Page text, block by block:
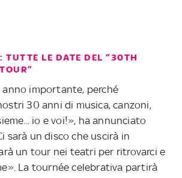
TUTTE LE DATE DEL “30TH
importante, perché
30 anni di musica, canzoni,
io e voi!», ha annunciato
sarà un disco che uscirà in
un tour nei teatri per ritrovarci e
La tournée celebrativa partirà